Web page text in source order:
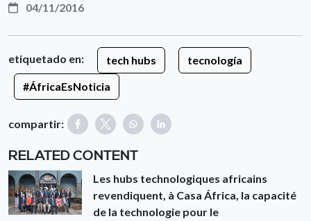
04/11/2016
etiquetado en: tech hubs
tecnología
#ÁfricaEsNoticia
compartir:
RELATED CONTENT
Les hubs technologiques africains
revendiquent, à Casa África, la capacité
de la technologie pour le